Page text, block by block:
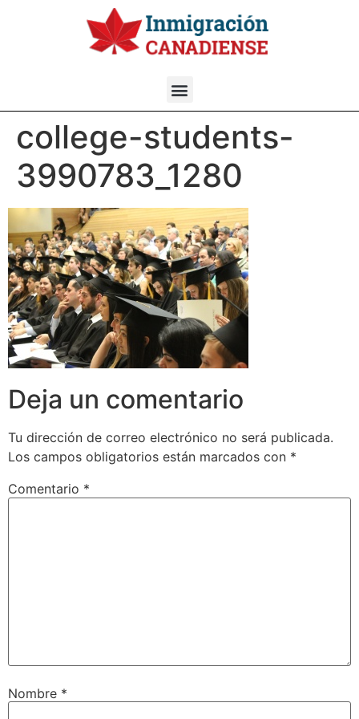
college-students-
3990783_1280
Deja un comentario
Tu dirección de correo electrónico no será publicada.
Los campos obligatorios están marcados con *
Comentario *
Nombre *